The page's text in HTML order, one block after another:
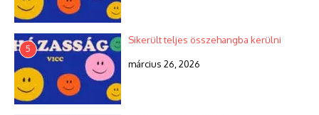
5
Sikerült teljes összehangba kerülni
március 26, 2026